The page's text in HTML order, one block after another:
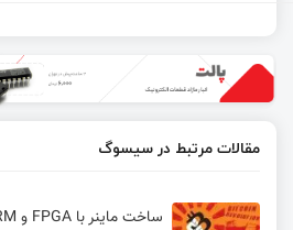
مقالات مرتبط در سیسوگ
ساخت ماینر با FPGA و ARM